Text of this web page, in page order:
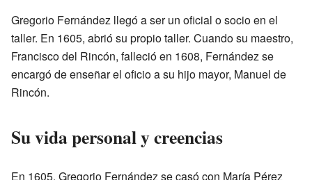
Gregorio Fernández llegó a ser un oficial o socio en el
taller. En 1605, abrió su propio taller. Cuando su maestro,
Francisco del Rincón, falleció en 1608, Fernández se
encargó de enseñar el oficio a su hijo mayor, Manuel de
Rincón.
Su vida personal y creencias
En 1605, Gregorio Fernández se casó con María Pérez